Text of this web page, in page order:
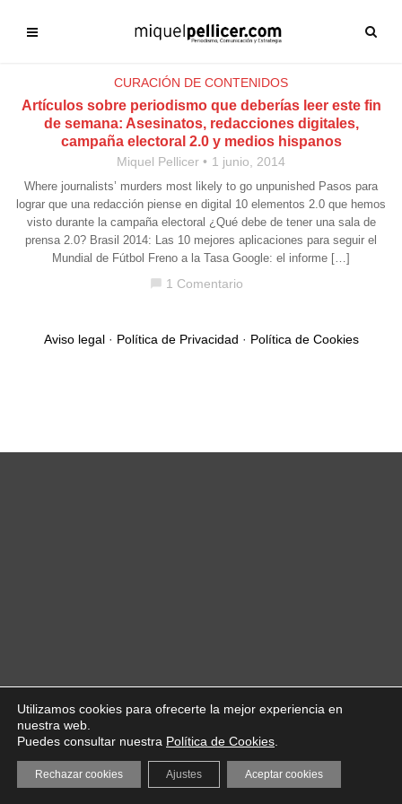
CURACIÓN DE CONTENIDOS
Artículos sobre periodismo que deberías leer este fin
de semana: Asesinatos, redacciones digitales,
campaña electoral 2.0 y medios hispanos
Miquel Pellicer 1 junio, 2014
Where journalists’ murders most likely to go unpunished Pasos para
lograr que una redacción piense en digital 10 elementos 2.0 que hemos
visto durante la campaña electoral ¿Qué debe de tener una sala de
prensa 2.0? Brasil 2014: Las 10 mejores aplicaciones para seguir el
Mundial de Fútbol Freno a la Tasa Google: el informe […]
chat_bubble 1 Comentario
Aviso legal· Política de Privacidad · Política de Cookies
Utilizamos cookies para ofrecerte la mejor experiencia en
nuestra web.
Puedes consultar nuestra Política de Cookies
Aceptar cookies
Rechazar cookies Ajustes